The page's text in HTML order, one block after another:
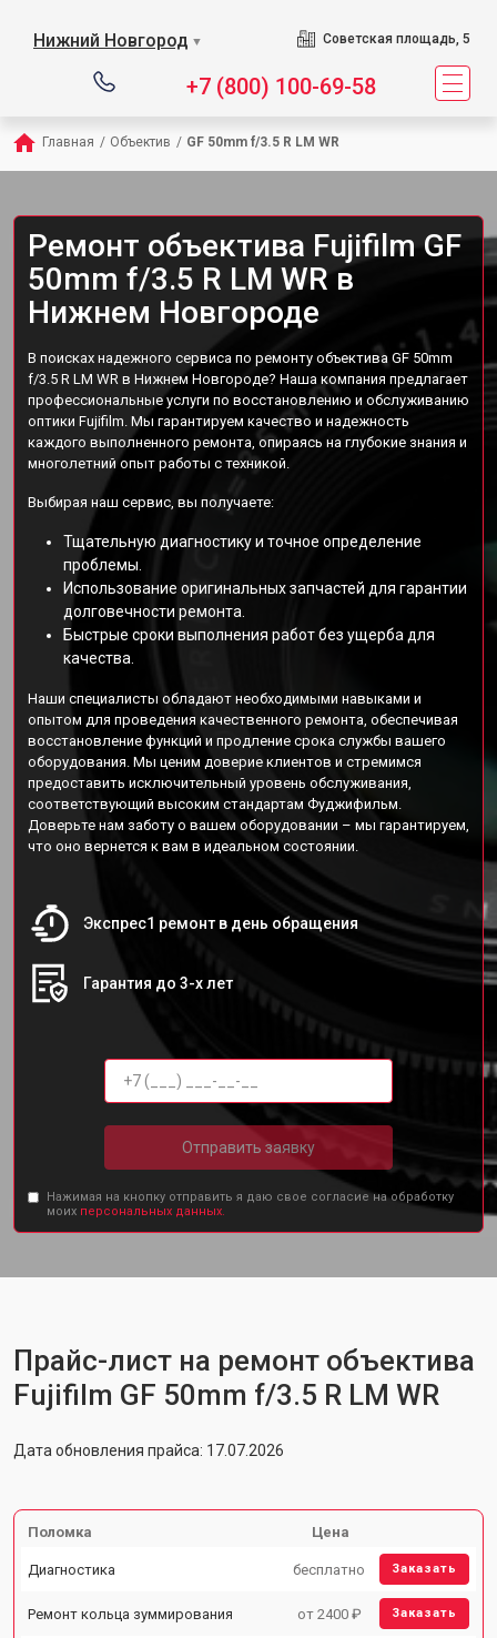
Нижний Новгород ▼ Советская площадь, 5
+7 (800) 100-69-58
Главная / Объектив / GF 50mm f/3.5 R LM WR
Ремонт объектива Fujifilm GF
50mm f/3.5 R LM WR в
Нижнем Новгороде
В поисках надежного сервиса по ремонту объектива GF 50mm
f/3.5 R LM WR в Нижнем Новгороде? Наша компания предлагает
профессиональные услуги по восстановлению и обслуживанию
оптики Fujifilm. Мы гарантируем качество и надежность
каждого выполненного ремонта, опираясь на глубокие знания и
многолетний опыт работы с техникой.
Выбирая наш сервис, вы получаете:
Тщательную диагностику и точное определение
проблемы.
Использование оригинальных запчастей для гарантии
долговечности ремонта.
Быстрые сроки выполнения работ без ущерба для
качества.
Наши специалисты обладают необходимыми навыками и
опытом для проведения качественного ремонта, обеспечивая
восстановление функций и продление срока службы вашего
оборудования. Мы ценим доверие клиентов и стремимся
предоставить исключительный уровень обслуживания,
соответствующий высоким стандартам Фуджифильм.
Доверьте нам заботу о вашем оборудовании – мы гарантируем,
что оно вернется к вам в идеальном состоянии.
Экспрес1 ремонт в день обращения
Гарантия до 3-х лет
Отправить заявку
Нажимая на кнопку отправить я даю свое согласие на обработку
моих персональных данных.
Прайс-лист на ремонт объектива
Fujifilm GF 50mm f/3.5 R LM WR
Дата обновления прайса: 17.07.2026
Поломка Цена
Диагностика бесплатно Заказать
Ремонт кольца зуммирования от 2400 ₽ Заказать